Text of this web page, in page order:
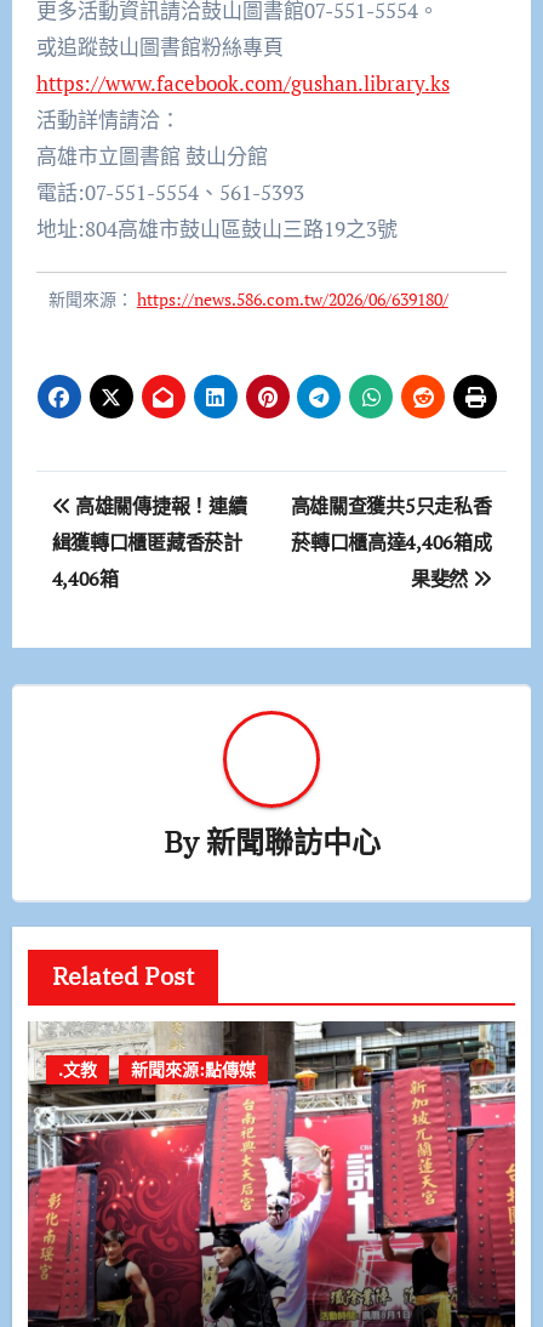
更多活動資訊請洽鼓山圖書館07-551-5554。
或追蹤鼓山圖書館粉絲專頁
https://www.facebook.com/gushan.library.ks
活動詳情請洽：
高雄市立圖書館 鼓山分館
電話:07-551-5554、561-5393
地址:804高雄市鼓山區鼓山三路19之3號
新聞來源： https://news.586.com.tw/2026/06/639180/
文
章
導
覽
高雄關傳捷報！連續
緝獲轉口櫃匿藏香菸計
4,406箱
高雄關查獲共5只走私香
菸轉口櫃高達4,406箱成
果斐然
By新聞聯訪中心
Related Post
.文教 新聞來源:點傳媒